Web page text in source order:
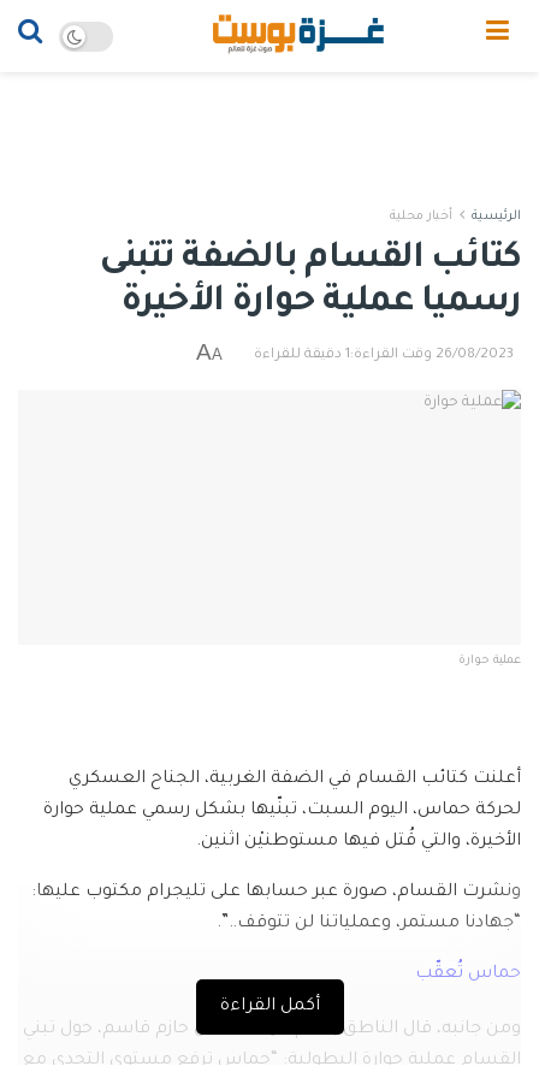
الرئيسية أخبار محلية
كتائب القسام بالضفة تتبنى
رسميا عملية حوارة الأخيرة
26/08/2023 وقت القراءة:1 دقيقة للقراءة A
A
عملية حوارة
أعلنت كتائب القسام في الضفة الغربية، الجناح العسكري
لحركة حماس، اليوم السبت، تبنّيها بشكل رسمي عملية حوارة
الأخيرة، والتي قُتل فيها مستوطنيْن اثنين.
ونشرت القسام، صورة عبر حسابها على تليجرام مكتوب عليها:
“جهادنا مستمر، وعملياتنا لن تتوقف..”.
حماس تُعقّب
ومن جانبه، قال الناطق باسم حركة حماس حازم قاسم، حول تبني
القسام عملية حوارة البطولية: “حماس ترفع مستوى التحدي مع
أكمل القراءة